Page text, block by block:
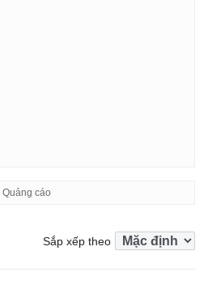
Sắp xếp theo